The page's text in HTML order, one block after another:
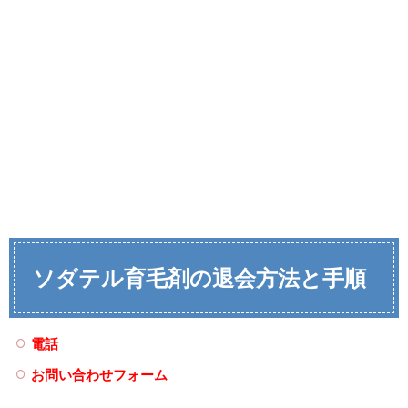
ソダテル育毛剤の退会方法と手順
電話
お問い合わせフォーム